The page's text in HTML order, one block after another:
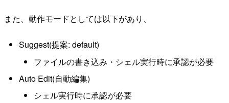
また、動作モードとしては以下があり、
Suggest(提案: default)
ファイルの書き込み・シェル実行時に承認が必要
Auto Edit(自動編集)
シェル実行時に承認が必要